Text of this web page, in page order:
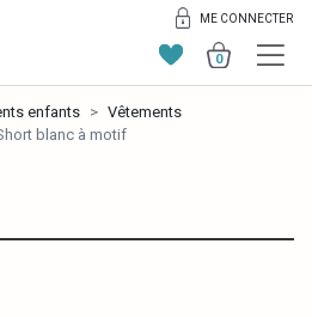
ME CONNECTER
0
enfants
Vêtements
blanc à motif